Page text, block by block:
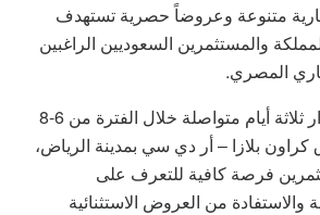
متنوعة وعروضاً حصرية تستهدف
والمستثمرين السعوديين الراغبين
المصري.
يُقام المعرض على مدار ثلاثة أيام متواصلة خلال الفترة من 6-8
في فندق كراون بلازا – أر دي سي بمدينة الرياض،
فرصة كافية للتعرف على
من العروض الاستثنائية